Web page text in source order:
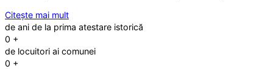
Citește mai mult
de ani de la prima atestare istorică
0 +
de locuitori ai comunei
0 +